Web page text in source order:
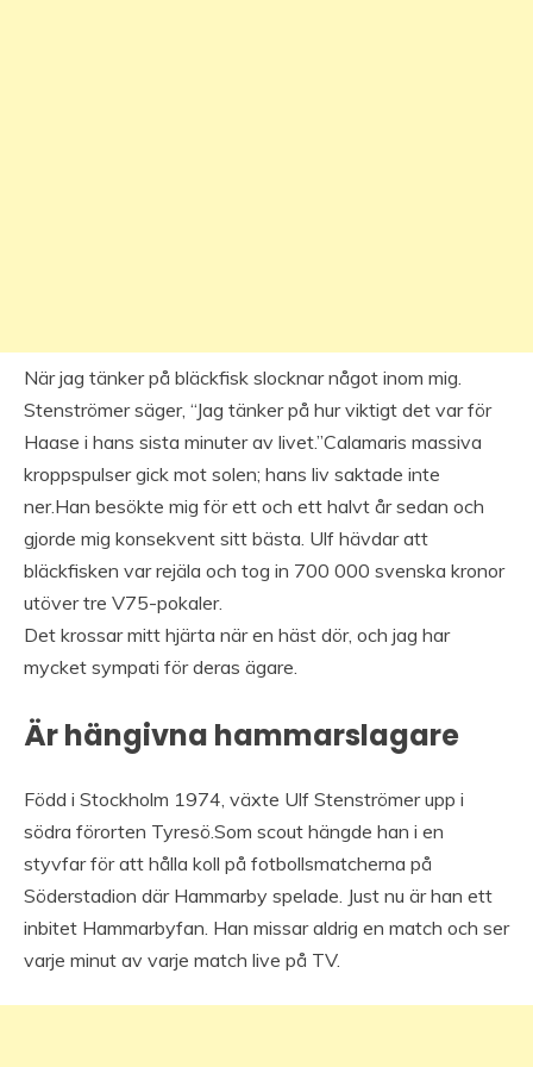
När jag tänker på bläckfisk slocknar något inom mig.
Stenströmer säger, “Jag tänker på hur viktigt det var för
Haase i hans sista minuter av livet.”Calamaris massiva
kroppspulser gick mot solen; hans liv saktade inte
ner.Han besökte mig för ett och ett halvt år sedan och
gjorde mig konsekvent sitt bästa. Ulf hävdar att
bläckfisken var rejäla och tog in 700 000 svenska kronor
utöver tre V75-pokaler.
Det krossar mitt hjärta när en häst dör, och jag har
mycket sympati för deras ägare.
Är hängivna hammarslagare
Född i Stockholm 1974, växte Ulf Stenströmer upp i
södra förorten Tyresö.Som scout hängde han i en
styvfar för att hålla koll på fotbollsmatcherna på
Söderstadion där Hammarby spelade. Just nu är han ett
inbitet Hammarbyfan. Han missar aldrig en match och ser
varje minut av varje match live på TV.